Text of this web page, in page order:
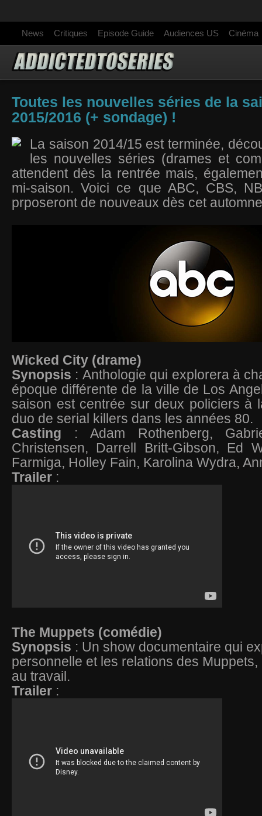
News Critiques Episode Guide Audiences US Cinéma
Toutes les nouvelles séries de la
2015/2016 (+ sondage) !
La saison 2014/15 est terminée,
les nouvelles séries (drames et
attendent dès la rentrée mais,
mi-saison. Voici ce que ABC, CBS,
prposeront de nouveaux dès cet
Wicked City (drame)
Synopsis : Anthologie qui explorera à
époque différente de la ville de Los
saison est centrée sur deux policiers à
duo de serial killers dans les années 80.
Casting : Adam Rothenberg,
Christensen, Darrell Britt-Gibson, Ed
Farmiga, Holley Fain, Karolina Wydra,
Trailer :
The Muppets (comédie)
Synopsis : Un show documentaire qui
personnelle et les relations des
au travail.
Trailer :